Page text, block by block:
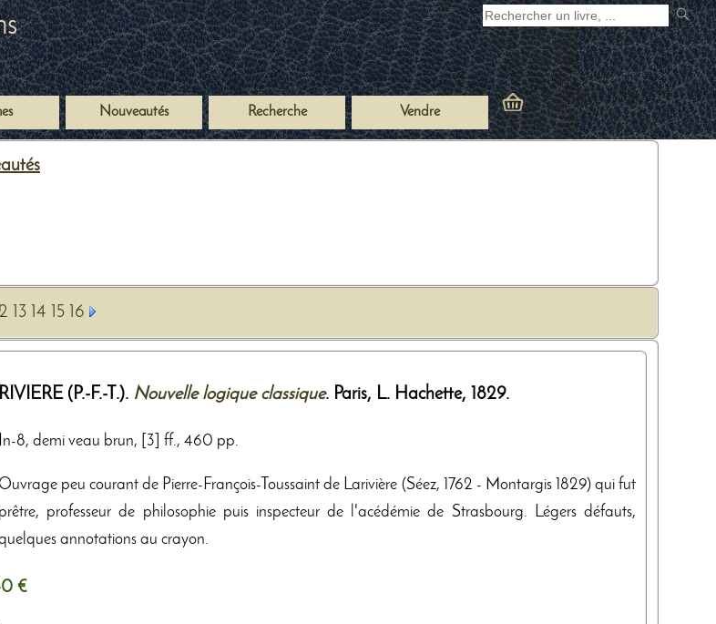
Nouveautés Recherche Vendre
12 13 14 15 16
(P.-F.-T.). Nouvelle logique classique. Paris, L. Hachette, 1829.
In-8, demi veau brun, [3] ff., 460 pp.
Ouvrage peu courant de Pierre-François-Toussaint de Larivière (Séez, 1762 - Montargis 1829) qui fut
prêtre, professeur de philosophie puis inspecteur de l'acédémie de Strasbourg. Légers défauts,
annotations au crayon.
€